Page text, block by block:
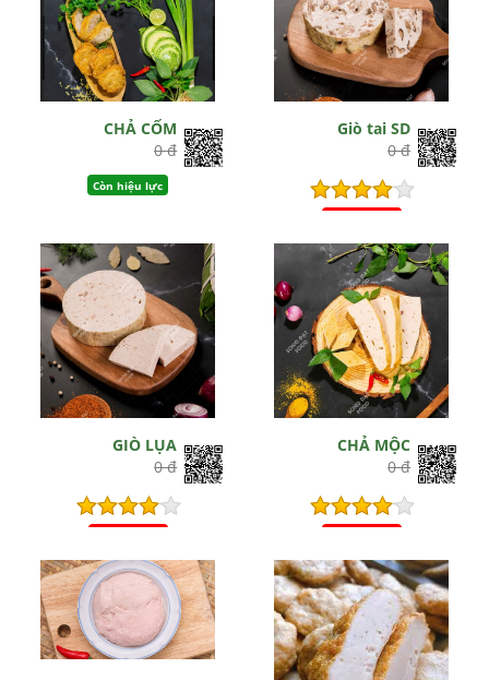
CHẢ CỐM
0 đ
Còn hiệu lực
Giò tai SD
0 đ
GIÒ LỤA
0 đ
CHẢ MỘC
0 đ